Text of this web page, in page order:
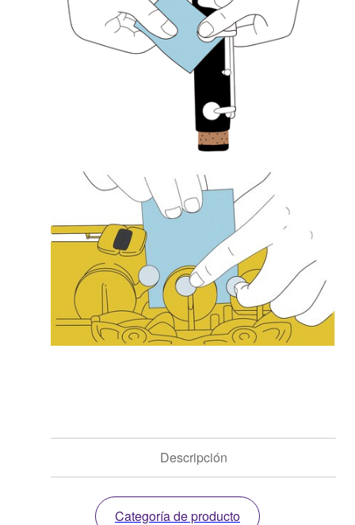
Descripción
Categoría de producto